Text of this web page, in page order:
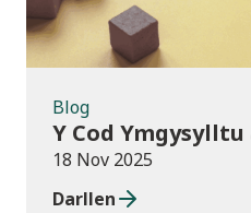
Blog
Y Cod
18 Nov 2025
Darllen